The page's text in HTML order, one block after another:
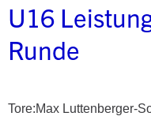
U16
Runde
Tore:Max Luttenberger-